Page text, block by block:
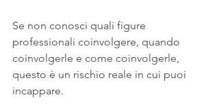
Se non conosci quali figure
professionali coinvolgere, quando
coinvolgerle e come coinvolgerle,
questo è un rischio reale in cui puoi
incappare.